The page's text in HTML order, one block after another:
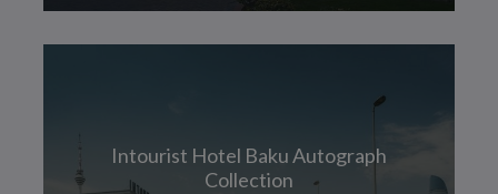
Intourist Hotel Baku Autograph
Collection